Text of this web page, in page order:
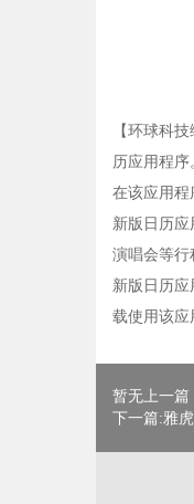
【环球科
历应用程序
在该应用程
新版日历应
演唱会等行
新版日历
载使用该应
暂无上一篇
下一篇:雅